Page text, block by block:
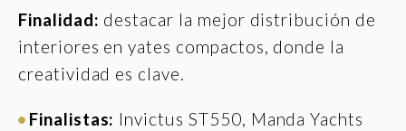
Finalidad: destacar la mejor distribución de
interiores en yates compactos, donde la
creatividad es clave.
Finalistas: Invictus ST550, Manda Yachts